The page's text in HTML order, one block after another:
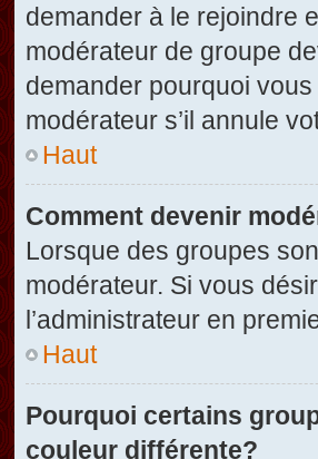
demander à le rejoindre
modérateur de groupe
demander pourquoi
modérateur s’il annule
Haut
Comment devenir
Lorsque des groupes
modérateur. Si vous
l’administrateur en
Haut
Pourquoi certains
couleur différente?